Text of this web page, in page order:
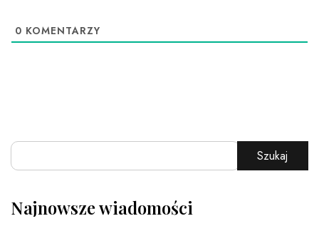
0 KOMENTARZY
Szukaj
Najnowsze wiadomości